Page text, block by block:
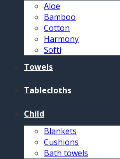
Aloe
Bamboo
Cotton
Harmony
Softi
Towels
Tablecloths
Child
Blankets
Cushions
Bath towels